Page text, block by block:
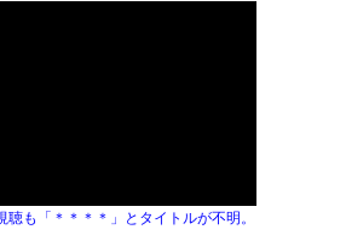
も「＊＊＊＊」とタイトルが不明。